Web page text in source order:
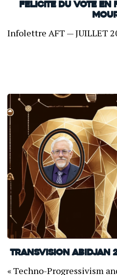
FELICITE DU VOTE EN
Infolettre AFT — JUILLET
TransVision Abidjan
« Techno-Progressivism